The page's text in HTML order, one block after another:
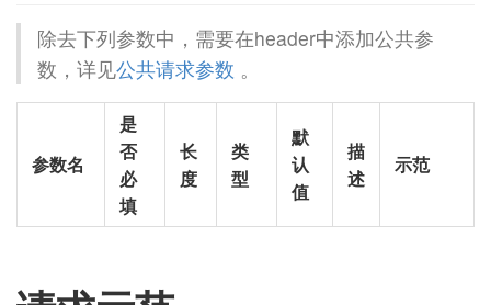
除去下列参数中，需要在header中添加公共参
数，详见公共请求参数 。
参数名
是
否
必
填
长
度
类
型
默
认
值
描
述
示范